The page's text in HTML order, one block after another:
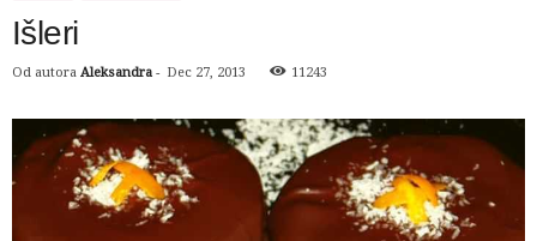
Išleri
Od autora Aleksandra - Dec 27, 2013 11243